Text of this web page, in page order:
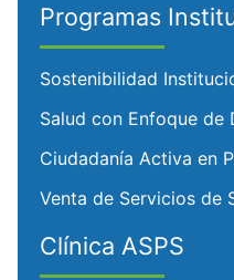
Programas
Sostenibilidad
Salud con Enfoque de
Ciudadanía Activa en
Venta de Servicios de
Clínica ASPS